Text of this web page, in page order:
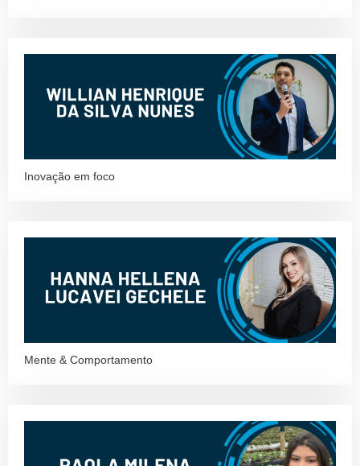
Inovação em foco
Mente & Comportamento